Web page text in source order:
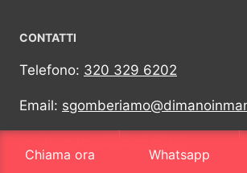
CONTATTI
Telefono: 320 329 6202
Email:
Chiama ora
Whatsapp